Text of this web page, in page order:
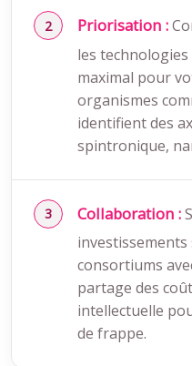
Priorisation :
les technologies
maximal pour
organismes
identifient des
spintronique,
Collaboration :
consortiums
partage des
intellectuelle
de frappe.